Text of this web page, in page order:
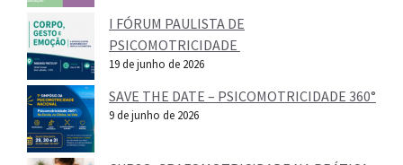
I FÓRUM PAULISTA DE
PSICOMOTRICIDADE
19 de junho de 2026
SAVE THE DATE – PSICOMOTRICIDADE 360°
9 de junho de 2026